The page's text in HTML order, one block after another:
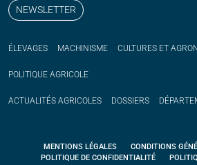
NEWSLETTER
ÉLEVAGES MACHINISME CULTURES ET
POLITIQUE AGRICOLE
ACTUALITÉS AGRICOLES DOSSIERS
MENTIONS LÉGALES
CONDITIONS
POLITIQUE DE CONFIDENTIALITÉ